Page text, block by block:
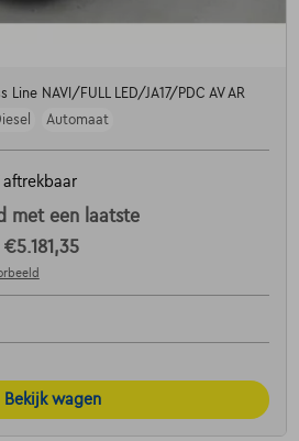
Line NAVI/FULL LED/JA17/PDC AV AR
Automaat
aftrekbaar
met een laatste
€5.181,35
Bekijk wagen